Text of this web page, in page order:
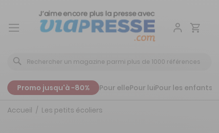
Aller
Promo jusqu'à -80% Pour ellePour luiPour les enfants
Accueil Les petits écoliers